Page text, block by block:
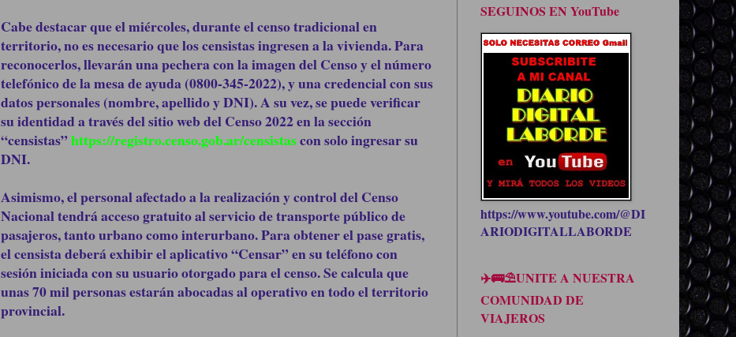
Cabe destacar que el miércoles, durante el censo tradicional en
territorio, no es necesario que los censistas ingresen a la vivienda. Para
reconocerlos, llevarán una pechera con la imagen del Censo y el número
telefónico de la mesa de ayuda (0800-345-2022), y una credencial con sus
datos personales (nombre, apellido y DNI). A su vez, se puede verificar
su identidad a través del sitio web del Censo 2022 en la sección
“censistas”https://registro.censo.gob.ar/censistascon solo ingresar su
DNI.
Asimismo, el personal afectado a la realización y control del Censo
Nacional tendrá acceso gratuito al servicio de transporte público de
pasajeros, tanto urbano como interurbano. Para obtener el pase gratis,
el censista deberá exhibir el aplicativo “Censar” en su teléfono con
sesión iniciada con su usuario otorgado para el censo. Se calcula que
unas 70 mil personas estarán abocadas al operativo en todo el territorio
provincial.
SEGUINOS EN YouTube
https://www.youtube.com/@DI
ARIODIGITALLABORDE
✈️🚌⛱UNITE A NUESTRA
COMUNIDAD DE
VIAJEROS